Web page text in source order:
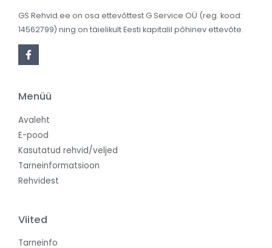
GS Rehvid.ee on osa ettevõttest G Service OÜ (reg. kood:
14562799) ning on täielikult Eesti kapitalil põhinev ettevõte.
Menüü
Avaleht
E-pood
Kasutatud rehvid/veljed
Tarneinformatsioon
Rehvidest
Viited
Tarneinfo